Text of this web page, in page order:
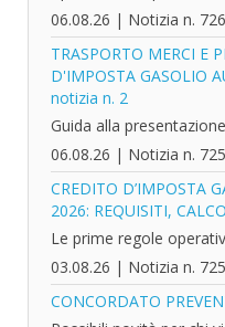
06.08.26 | Notizia n.
TRASPORTO MERCI E
D'IMPOSTA GASOLIO
notizia n. 2
Guida alla
06.08.26 | Notizia n.
CREDITO D’IMPOSTA
2026: REQUISITI,
Le prime regole
03.08.26 | Notizia n.
CONCORDATO